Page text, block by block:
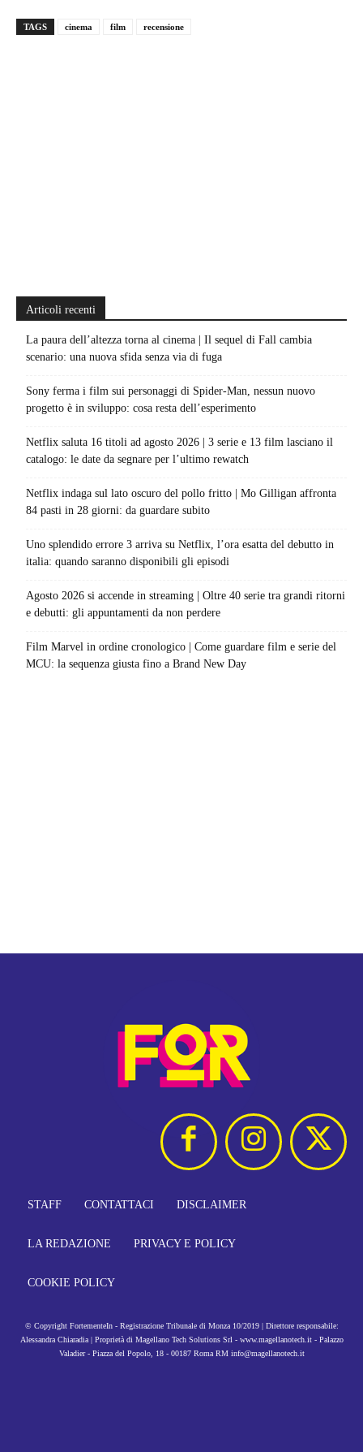
TAGS cinema film recensione
Articoli recenti
La paura dell’altezza torna al cinema | Il sequel di Fall cambia
scenario: una nuova sfida senza via di fuga
Sony ferma i film sui personaggi di Spider-Man, nessun nuovo
progetto è in sviluppo: cosa resta dell’esperimento
Netflix saluta 16 titoli ad agosto 2026 | 3 serie e 13 film lasciano il
catalogo: le date da segnare per l’ultimo rewatch
Netflix indaga sul lato oscuro del pollo fritto | Mo Gilligan affronta
84 pasti in 28 giorni: da guardare subito
Uno splendido errore 3 arriva su Netflix, l’ora esatta del debutto in
italia: quando saranno disponibili gli episodi
Agosto 2026 si accende in streaming | Oltre 40 serie tra grandi ritorni
e debutti: gli appuntamenti da non perdere
Film Marvel in ordine cronologico | Come guardare film e serie del
MCU: la sequenza giusta fino a Brand New Day
STAFF CONTATTACI DISCLAIMER
LA REDAZIONE PRIVACY E POLICY
COOKIE POLICY
© Copyright FortementeIn - Registrazione Tribunale di Monza 10/2019 | Direttore responsabile:
Alessandra Chiaradia | Proprietà di Magellano Tech Solutions Srl - www.magellanotech.it - Palazzo
Valadier - Piazza del Popolo, 18 - 00187 Roma RM info@magellanotech.it